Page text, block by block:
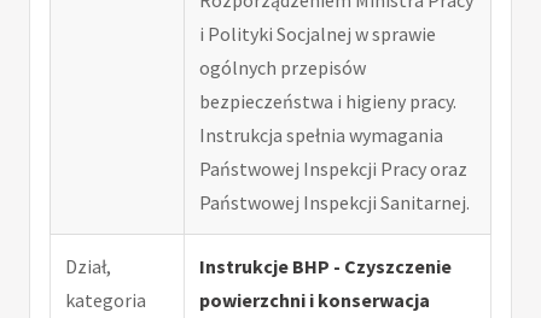
i Polityki Socjalnej w sprawie
ogólnych przepisów
bezpieczeństwa i higieny pracy.
Instrukcja spełnia wymagania
Państwowej Inspekcji Pracy oraz
Państwowej Inspekcji Sanitarnej.
Dział,
kategoria
Instrukcje BHP - Czyszczenie
powierzchni i konserwacja